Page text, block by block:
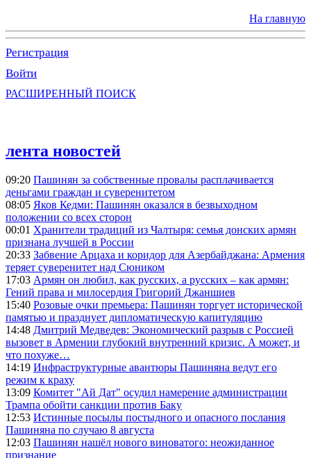
На главную
Регистрация
Войти
РАСШИРЕННЫЙ ПОИСК
лента новостей
09:20 Пашинян за собственные провалы расплачивается
деньгами граждан и суверенитетом
08:05 Яков Кедми: Пашинян оказался в безвыходном
положении со всех сторон
00:01 Хранители традиций из Чалтыря: семья донских армян
признана лучшей в России
20:33 Забвение Арцаха и коридор для Азербайджана: Армения
теряет суверенитет над Сюником
17:03 Армян он любил, как русских, а русских – как армян:
Гений права и милосердия Григорий Джаншиев
15:40 Розовые очки премьера: Пашинян торгует исторической
памятью и празднует дипломатическую капитуляцию
14:48 Дмитрий Медведев: Экономический разрыв с Россией
вызовет в Армении глубокий внутренний кризис. А может, и
что похуже…
14:19 Инфраструктурные авантюры Пашиняна ведут его
режим к краху
13:09 Комитет "Ай Дат" осудил намерение администрации
Трампа обойти санкции против Баку
12:53 Истинные посылы постыдного и опасного послания
Пашиняна по случаю 8 августа
12:03 Пашинян нашёл нового виноватого: неожиданное
признание